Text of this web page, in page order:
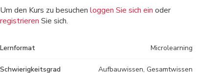
Um den Kurs zu besuchen loggen Sie sich ein oder
registrieren Sie sich.
Lernformat Microlearning
Schwierigkeitsgrad Aufbauwissen, Gesamtwissen